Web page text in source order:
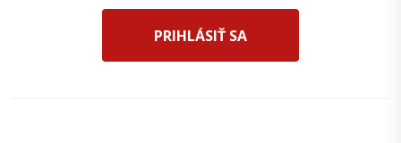
PRIHLÁSIŤ SA